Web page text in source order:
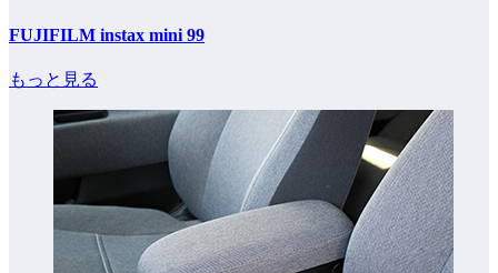
FUJIFILM instax mini 99
もっと見る